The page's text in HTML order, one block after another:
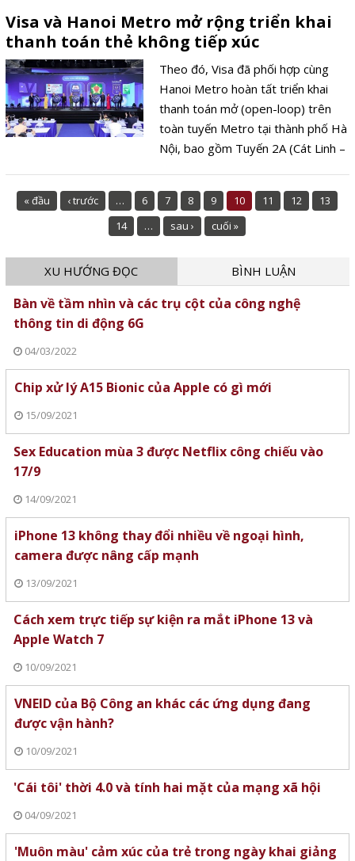
tế với hình thức làm việc từ xa và
thời gian linh hoạt.
Visa và Hanoi Metro mở rộng triển khai
thanh toán thẻ không tiếp xúc
Theo đó, Visa đã phối hợp cùng
Hanoi Metro hoàn tất triển khai
thanh toán mở (open-loop) trên
toàn tuyến Metro tại thành phố Hà
Nội, bao gồm Tuyến 2A (Cát Linh –
Hà Nội).
« đầu ‹ trước … 6 7 8 9 10 11 12
13
14
… sau › cuối »
XU HƯỚNG ĐỌC BÌNH LUẬN
Bàn về tầm nhìn và các trụ cột của công nghệ
thông tin di động 6G
04/03/2022
Chip xử lý A15 Bionic của Apple có gì mới
15/09/2021
Sex Education mùa 3 được Netflix công chiếu vào
17/9
14/09/2021
iPhone 13 không thay đổi nhiều về ngoại hình,
camera được nâng cấp mạnh
13/09/2021
Cách xem trực tiếp sự kiện ra mắt iPhone 13 và
Apple Watch 7
10/09/2021
VNEID của Bộ Công an khác các ứng dụng đang
được vận hành?
10/09/2021
'Cái tôi' thời 4.0 và tính hai mặt của mạng xã hội
04/09/2021
'Muôn màu' cảm xúc của trẻ trong ngày khai giảng